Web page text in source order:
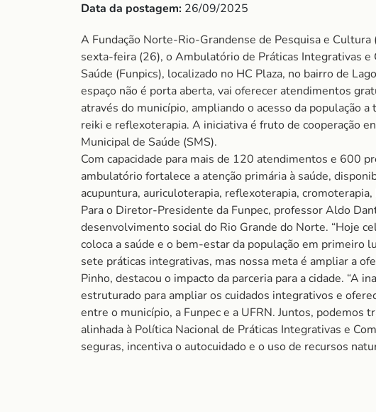
Data da postagem: 26/09/2025
A Fundação Norte-Rio-Grandense de Pesquisa e Cultura
sexta-feira (26), o Ambulatório de Práticas Integrativas e
Saúde (Funpics), localizado no HC Plaza, no bairro de
espaço não é porta aberta, vai oferecer atendimentos
através do município, ampliando o acesso da população a
reiki e reflexoterapia. A iniciativa é fruto de cooperação
Municipal de Saúde (SMS).
Com capacidade para mais de 120 atendimentos e 600
ambulatório fortalece a atenção primária à saúde,
acupuntura, auriculoterapia, reflexoterapia,
Para o Diretor-Presidente da Funpec, professor Aldo
desenvolvimento social do Rio Grande do Norte. “Hoje
coloca a saúde e o bem-estar da população em primeiro
sete práticas integrativas, mas nossa meta é ampliar a
Pinho, destacou o impacto da parceria para a cidade. “A
estruturado para ampliar os cuidados integrativos e
entre o município, a Funpec e a UFRN. Juntos, podemos
alinhada à Política Nacional de Práticas Integrativas e
seguras, incentiva o autocuidado e o uso de recursos